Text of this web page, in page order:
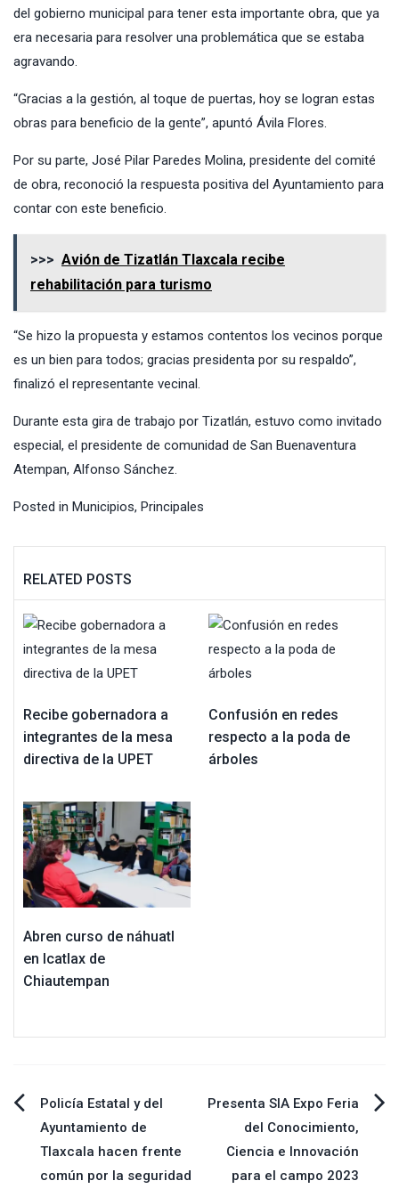
del gobierno municipal para tener esta importante obra, que ya
era necesaria para resolver una problemática que se estaba
agravando.
“Gracias a la gestión, al toque de puertas, hoy se logran estas
obras para beneficio de la gente”, apuntó Ávila Flores.
Por su parte, José Pilar Paredes Molina, presidente del comité
de obra, reconoció la respuesta positiva del Ayuntamiento para
contar con este beneficio.
>>> Avión de Tizatlán Tlaxcala recibe
rehabilitación para turismo
“Se hizo la propuesta y estamos contentos los vecinos porque
es un bien para todos; gracias presidenta por su respaldo”,
finalizó el representante vecinal.
Durante esta gira de trabajo por Tizatlán, estuvo como invitado
especial, el presidente de comunidad de San Buenaventura
Atempan, Alfonso Sánchez.
Posted in Municipios, Principales
RELATED POSTS
Recibe gobernadora a
integrantes de la mesa
directiva de la UPET
Confusión en redes
respecto a la poda de
árboles
Abren curso de náhuatl
en Icatlax de
Chiautempan
Navegación
de
Policía Estatal y del
Ayuntamiento de
Tlaxcala hacen frente
común por la seguridad
Presenta SIA Expo Feria
del Conocimiento,
Ciencia e Innovación
para el campo 2023